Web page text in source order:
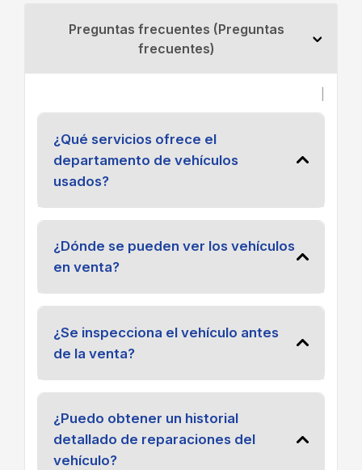
Preguntas frecuentes (Preguntas
frecuentes)
¿Qué servicios ofrece el
departamento de vehículos
usados?
¿Dónde se pueden ver los vehículos
en venta?
¿Se inspecciona el vehículo antes
de la venta?
¿Puedo obtener un historial
detallado de reparaciones del
vehículo?